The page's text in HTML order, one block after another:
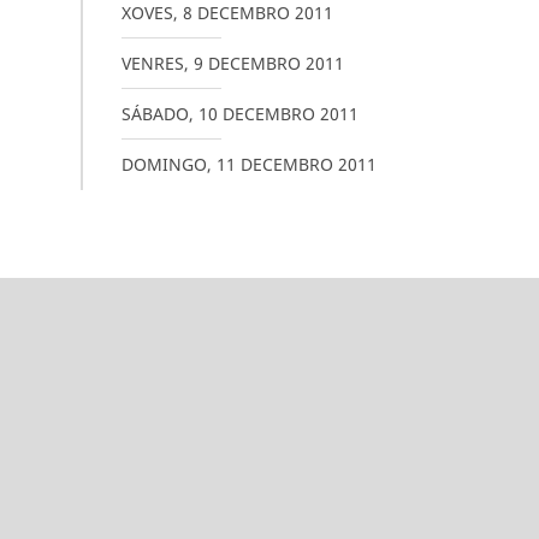
XOVES, 8 DECEMBRO 2011
VENRES, 9 DECEMBRO 2011
SÁBADO, 10 DECEMBRO 2011
DOMINGO, 11 DECEMBRO 2011